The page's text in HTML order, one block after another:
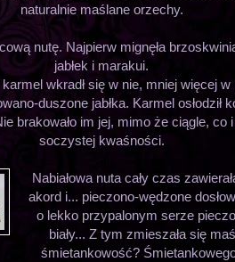
naturalnie maślane orzechy.
nutę. Najpierw mignęła
jabłek i marakui.
wkradł się w nie, mniej więcej w
duszone jabłka. Karmel osłodził
brakowało im jej, mimo że ciągle, co
soczystej kwaśności.
Nabiałowa nuta cały czas
akord i... pieczono-wędzone
o lekko przypalonym serze
biały... Z tym zmieszała się
śmietankowość?